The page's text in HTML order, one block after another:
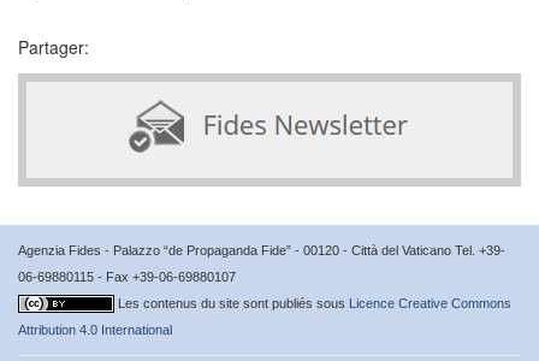
Partager:
Agenzia Fides - Palazzo “de Propaganda Fide” - 00120 - Città del Vaticano Tel. +39-
06-69880115 - Fax +39-06-69880107
Les contenus du site sont publiés sous Licence Creative Commons
Attribution 4.0 International